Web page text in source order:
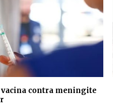
vacina contra meningite